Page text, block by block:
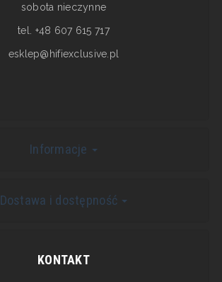
sobota nieczynne
tel. +48 607 615 717
esklep@hifiexclusive.pl
Informacje
Dostawa i dostępność
KONTAKT